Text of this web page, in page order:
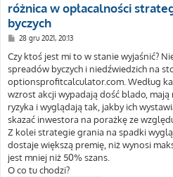
różnica w opłacalności
byczych
P
s
t
28 gru 2021, 20:13
Czy ktoś jest mi to w stanie wyjaśnić?
spreadów byczych i niedźwiedzich na
optionsprofitcalculator.com. Według
wzrost akcji wypadają dość blado,
ryzyka i wyglądają tak, jakby ich
skazać inwestora na porażkę ze
Z kolei strategie grania na spadki
dostaje większą premię, niż wynosi
jest mniej niż 50% szans.
O co tu chodzi?